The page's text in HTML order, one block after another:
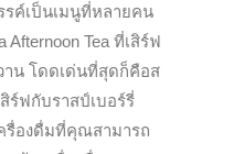
รค์เป็นเมนูที่หลายคน
Afternoon Tea ที่เสิร์ฟ
าน โดดเด่นที่สุดก็คือส
ร์ฟกับราสป์เบอร์รี่
รื่องดื่มที่คุณสามารถ